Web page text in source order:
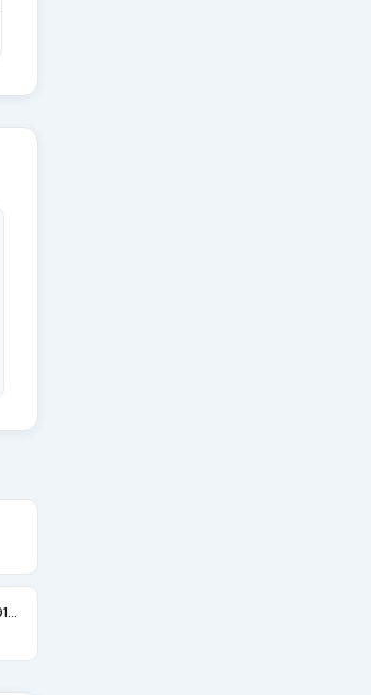
VEGAS TURIS SKL-KBL (15341-1 91N85)